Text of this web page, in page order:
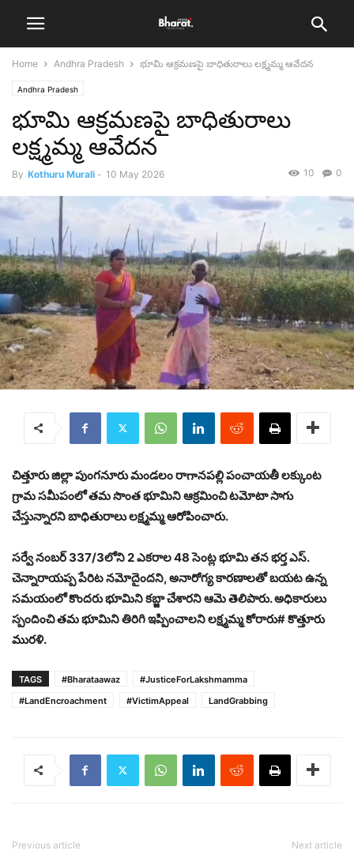
Home Andhra Pradesh భూమి ఆక్రమణపై బాధితురాలు లక్ష్మమ్మ ఆవేదన
Andhra Pradesh
భూమి ఆక్రమణపై బాధితురాలు
లక్ష్మమ్మ ఆవేదన
By Kothuru Murali - 10 May 2026 0
10
చిత్తూరు జిల్లా పుంగనూరు మండలం రాగానపల్లి పంచాయతీ లక్కుంట
గ్రామ సమీపంలో తమ సొంత భూమిని ఆక్రమించి టమోటా సాగు
చేస్తున్నారని బాధితురాలు లక్ష్మమ్మ ఆరోపించారు.
సర్వే నంబర్ 337/3లోని 2 ఎకరాల 48 సెంట్ల భూమి తన భర్త ఎస్.
చెన్నారాయప్ప పేరిట నమోదైందని, అనారోగ్య కారణాలతో బయట ఉన్న
సమయంలో కొందరు భూమిని కబ్జా చేశారని ఆమె తెలిపారు. అధికారులు
స్పందించి తమ భూమిని తిరిగి ఇప్పించాలని లక్ష్మమ్మ కోరారు# కొత్తూరు
మురళి.
TAGS #Bharataawaz
#JusticeForLakshmamma
#LandEncroachment
#VictimAppeal LandGrabbing
Previous article Next article